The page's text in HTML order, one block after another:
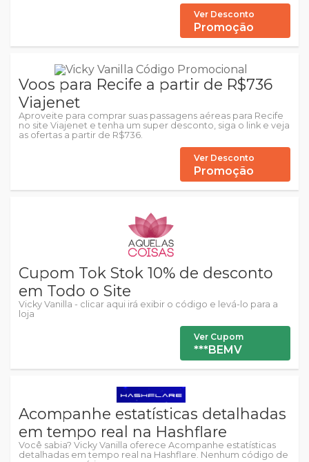
Ver Desconto
Promoção
Voos para Recife a partir de R$736
Viajenet
Aproveite para comprar suas passagens aéreas para Recife
no site Viajenet e tenha um super desconto, siga o link e veja
as ofertas a partir de R$736.
Ver Desconto
Promoção
Cupom Tok Stok 10% de desconto
em Todo o Site
Vicky Vanilla - clicar aqui irá exibir o código e levá-lo para a
loja
Ver Cupom
***BEMV
Acompanhe estatísticas detalhadas
em tempo real na Hashflare
Você sabia? Vicky Vanilla oferece Acompanhe estatísticas
detalhadas em tempo real na Hashflare. Nenhum código de